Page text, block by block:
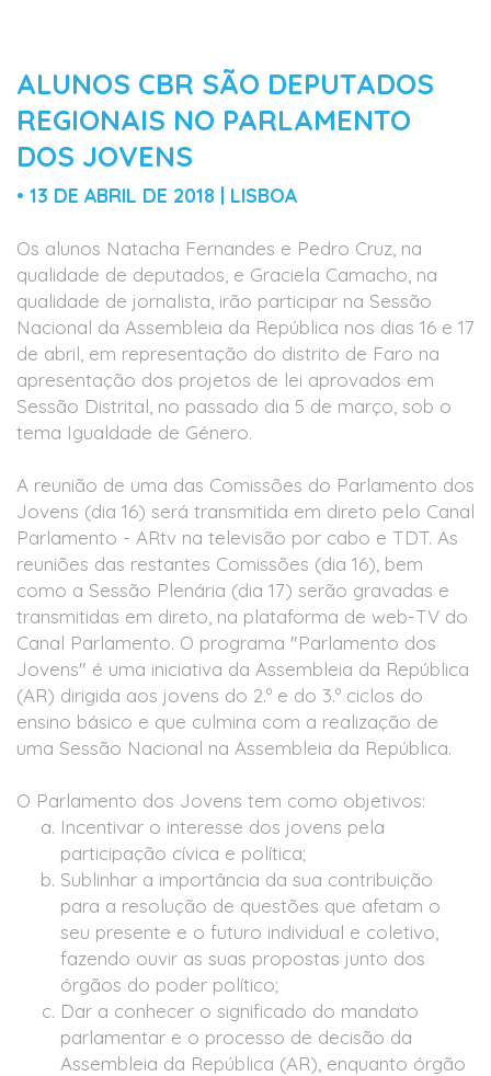
ALUNOS CBR SÃO DEPUTADOS
REGIONAIS NO PARLAMENTO
DOS JOVENS
• 13 DE ABRIL DE 2018 | LISBOA
Os alunos Natacha Fernandes e Pedro Cruz, na
qualidade de deputados, e Graciela Camacho, na
qualidade de jornalista, irão participar na Sessão
Nacional da Assembleia da República nos dias 16 e 17
de abril, em representação do distrito de Faro na
apresentação dos projetos de lei aprovados em
Sessão Distrital, no passado dia 5 de março, sob o
tema Igualdade de Género.
A reunião de uma das Comissões do Parlamento dos
Jovens (dia 16) será transmitida em direto pelo Canal
Parlamento - ARtv na televisão por cabo e TDT. As
reuniões das restantes Comissões (dia 16), bem
como a Sessão Plenária (dia 17) serão gravadas e
transmitidas em direto, na plataforma de web-TV do
Canal Parlamento. O programa "Parlamento dos
Jovens" é uma iniciativa da Assembleia da República
(AR) dirigida aos jovens do 2.º e do 3.º ciclos do
ensino básico e que culmina com a realização de
uma Sessão Nacional na Assembleia da República.
O Parlamento dos Jovens tem como objetivos:
Incentivar o interesse dos jovens pela
participação cívica e política;
Sublinhar a importância da sua contribuição
para a resolução de questões que afetam o
seu presente e o futuro individual e coletivo,
fazendo ouvir as suas propostas junto dos
órgãos do poder político;
Dar a conhecer o significado do mandato
parlamentar e o processo de decisão da
Assembleia da República (AR), enquanto órgão